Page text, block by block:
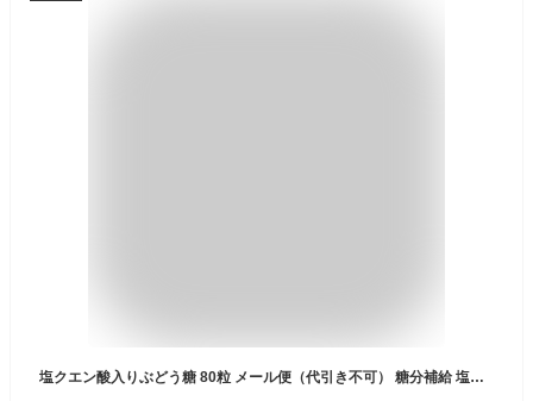
塩クエン酸入りぶどう糖 80粒 メール便（代引き不可） 糖分補給 塩分補給 タブレット